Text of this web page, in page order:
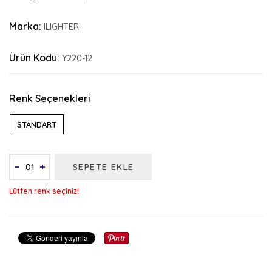
Marka: ILIGHTER
Ürün Kodu: Y220-12
Renk Seçenekleri
STANDART
SEPETE EKLE
Lütfen renk seçiniz!